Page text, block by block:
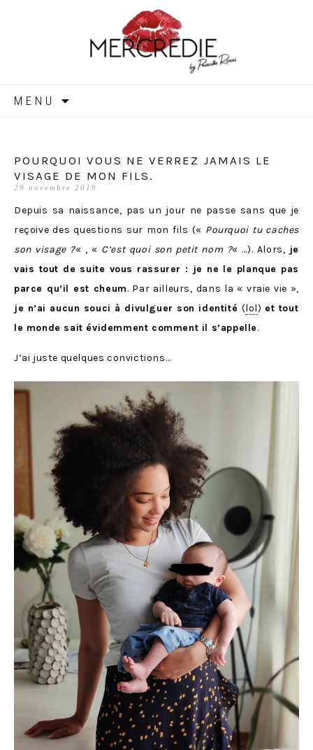
MERCREDIE
MENU
POURQUOI VOUS NE VERREZ JAMAIS LE
VISAGE DE MON FILS.
29 novembre 2019
Depuis sa naissance, pas un jour ne passe sans que je
reçoive des questions sur mon fils (« Pourquoi tu caches
son visage ?« , « C’est quoi son petit nom ?« …). Alors, je
vais tout de suite vous rassurer : je ne le planque pas
parce qu’il est cheum. Par ailleurs, dans la « vraie vie »,
je n’ai aucun souci à divulguer son identité (lol) et tout
le monde sait évidemment comment il s’appelle.
J’ai juste quelques convictions…